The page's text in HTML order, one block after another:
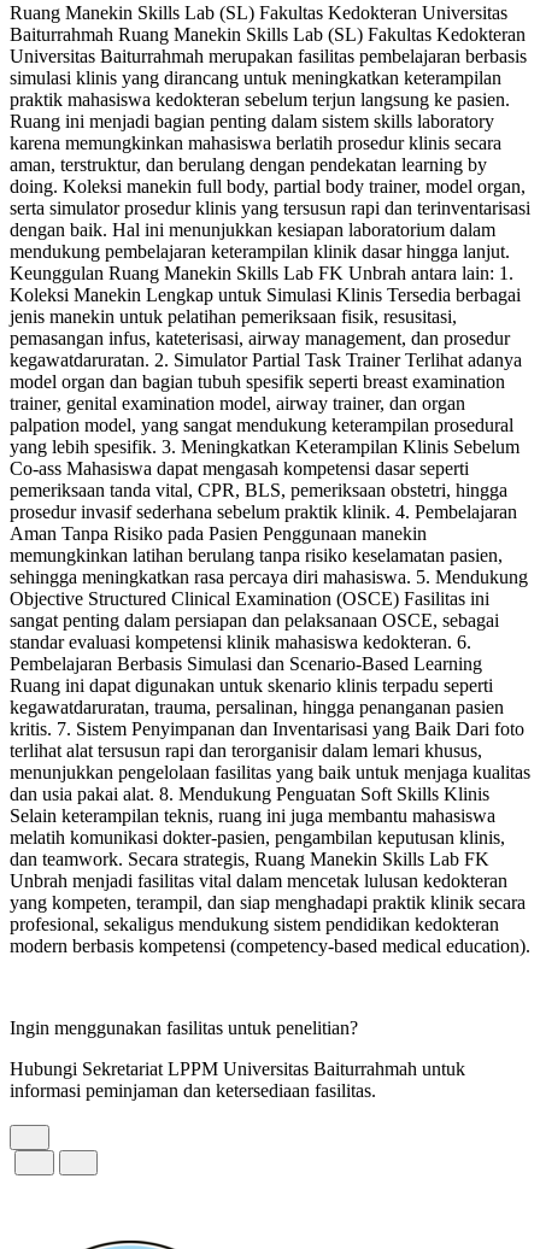
Ruang Manekin Skills Lab (SL) Fakultas Kedokteran Universitas
Baiturrahmah Ruang Manekin Skills Lab (SL) Fakultas Kedokteran
Universitas Baiturrahmah merupakan fasilitas pembelajaran berbasis
simulasi klinis yang dirancang untuk meningkatkan keterampilan
praktik mahasiswa kedokteran sebelum terjun langsung ke pasien.
Ruang ini menjadi bagian penting dalam sistem skills laboratory
karena memungkinkan mahasiswa berlatih prosedur klinis secara
aman, terstruktur, dan berulang dengan pendekatan learning by
doing. Koleksi manekin full body, partial body trainer, model organ,
serta simulator prosedur klinis yang tersusun rapi dan terinventarisasi
dengan baik. Hal ini menunjukkan kesiapan laboratorium dalam
mendukung pembelajaran keterampilan klinik dasar hingga lanjut.
Keunggulan Ruang Manekin Skills Lab FK Unbrah antara lain: 1.
Koleksi Manekin Lengkap untuk Simulasi Klinis Tersedia berbagai
jenis manekin untuk pelatihan pemeriksaan fisik, resusitasi,
pemasangan infus, kateterisasi, airway management, dan prosedur
kegawatdaruratan. 2. Simulator Partial Task Trainer Terlihat adanya
model organ dan bagian tubuh spesifik seperti breast examination
trainer, genital examination model, airway trainer, dan organ
palpation model, yang sangat mendukung keterampilan prosedural
yang lebih spesifik. 3. Meningkatkan Keterampilan Klinis Sebelum
Co-ass Mahasiswa dapat mengasah kompetensi dasar seperti
pemeriksaan tanda vital, CPR, BLS, pemeriksaan obstetri, hingga
prosedur invasif sederhana sebelum praktik klinik. 4. Pembelajaran
Aman Tanpa Risiko pada Pasien Penggunaan manekin
memungkinkan latihan berulang tanpa risiko keselamatan pasien,
sehingga meningkatkan rasa percaya diri mahasiswa. 5. Mendukung
Objective Structured Clinical Examination (OSCE) Fasilitas ini
sangat penting dalam persiapan dan pelaksanaan OSCE, sebagai
standar evaluasi kompetensi klinik mahasiswa kedokteran. 6.
Pembelajaran Berbasis Simulasi dan Scenario-Based Learning
Ruang ini dapat digunakan untuk skenario klinis terpadu seperti
kegawatdaruratan, trauma, persalinan, hingga penanganan pasien
kritis. 7. Sistem Penyimpanan dan Inventarisasi yang Baik Dari foto
terlihat alat tersusun rapi dan terorganisir dalam lemari khusus,
menunjukkan pengelolaan fasilitas yang baik untuk menjaga kualitas
dan usia pakai alat. 8. Mendukung Penguatan Soft Skills Klinis
Selain keterampilan teknis, ruang ini juga membantu mahasiswa
melatih komunikasi dokter-pasien, pengambilan keputusan klinis,
dan teamwork. Secara strategis, Ruang Manekin Skills Lab FK
Unbrah menjadi fasilitas vital dalam mencetak lulusan kedokteran
yang kompeten, terampil, dan siap menghadapi praktik klinik secara
profesional, sekaligus mendukung sistem pendidikan kedokteran
modern berbasis kompetensi (competency-based medical education).
Ingin menggunakan fasilitas untuk penelitian?
Hubungi Sekretariat LPPM Universitas Baiturrahmah untuk
informasi peminjaman dan ketersediaan fasilitas.